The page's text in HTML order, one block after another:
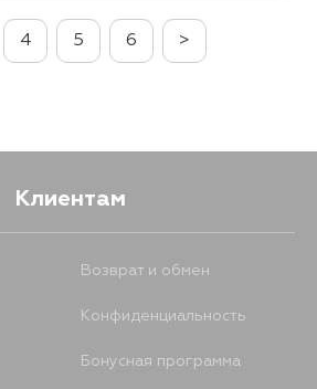
4 5 6 >
Клиентам
Возврат и обмен
Конфиденциальность
Бонусная программа